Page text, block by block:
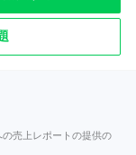
売上レポートの提供の